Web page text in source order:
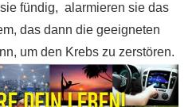
fündig, alarmieren sie das
das dann die geeigneten
um den Krebs zu zerstören.